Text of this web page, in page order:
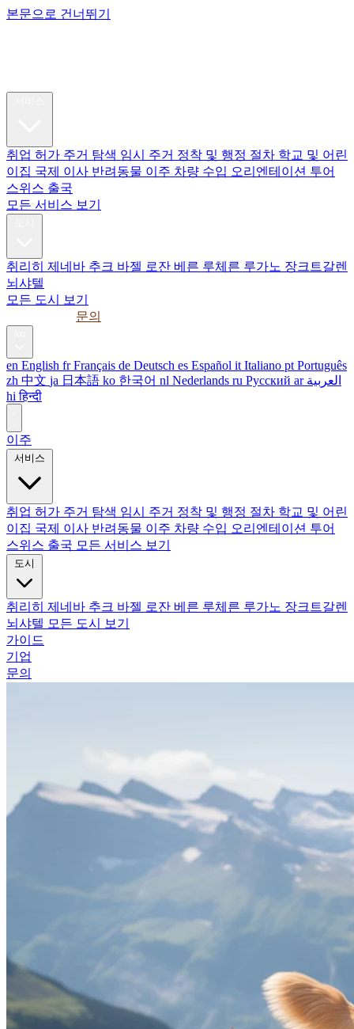
본문으로 건너뛰기
취업 허가 주거 탐색 임시 주거 정착 및 행정 절차 학교 및 어린
이집 국제 이사 반려동물 이주 차량 수입 오리엔테이션 투어
스위스 출국
모든 서비스 보기
취리히 제네바 추크 바젤 로잔 베른 루체른 루가노 장크트갈렌
뇌샤텔
모든 도시 보기
문의
en English fr Français de Deutsch es Español it Italiano pt Português
zh 中文 ja 日本語 ko 한국어 nl Nederlands ru Русский ar العربية
hi हिन्दी
이주
서비스
취업 허가 주거 탐색 임시 주거 정착 및 행정 절차 학교 및 어린
이집 국제 이사 반려동물 이주 차량 수입 오리엔테이션 투어
스위스 출국 모든 서비스 보기
도시
취리히 제네바 추크 바젤 로잔 베른 루체른 루가노 장크트갈렌
뇌샤텔 모든 도시 보기
가이드
기업
문의